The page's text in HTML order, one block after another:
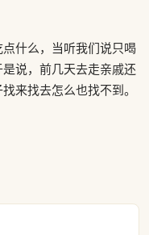
什么，当听我们说只喝
说，前几天去走亲戚还
来找去怎么也找不到。